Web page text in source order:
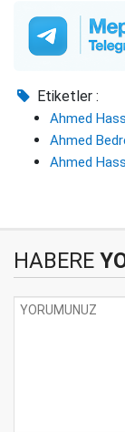
Etiketler :
Ahmed
Ahmed
Ahmed
HABERE